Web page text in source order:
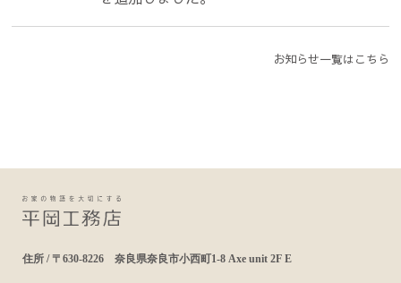
お知らせ一覧はこちら
住所 / 〒630-8226 奈良県奈良市小西町1-8 Axe unit 2F E